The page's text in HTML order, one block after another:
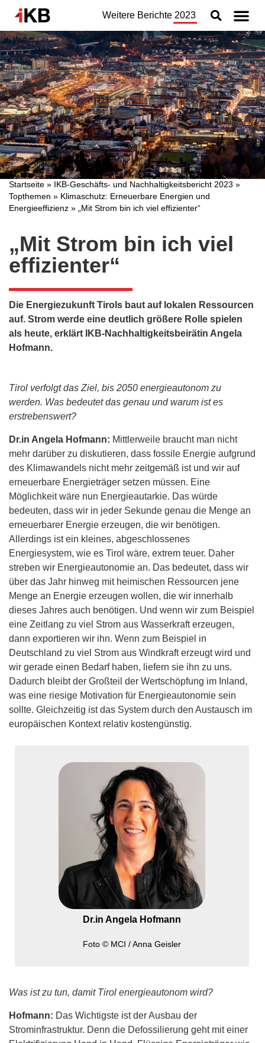
Weitere Berichte 2023
Topthemen
Nachhaltigkeit
Geschäftsbereiche
Organisation
Jahresabschluss
Konzern
Startseite » IKB-Geschäfts- und Nachhaltigkeitsbericht 2023 »
Topthemen » Klimaschutz: Erneuerbare Energien und
Energieeffizienz » „Mit Strom bin ich viel effizienter“
„Mit Strom bin ich viel
effizienter“
Die Energiezukunft Tirols baut auf lokalen Ressourcen
auf. Strom werde eine deutlich größere Rolle spielen
als heute, erklärt IKB-Nachhaltigkeitsbeirätin Angela
Hofmann.
Tirol verfolgt das Ziel, bis 2050 energieautonom zu
werden. Was bedeutet das genau und warum ist es
erstrebenswert?
Dr.in Angela Hofmann: Mittlerweile braucht man nicht
mehr darüber zu diskutieren, dass fossile Energie aufgrund
des Klimawandels nicht mehr zeitgemäß ist und wir auf
erneuerbare Energieträger setzen müssen. Eine
Möglichkeit wäre nun Energieautarkie. Das würde
bedeuten, dass wir in jeder Sekunde genau die Menge an
erneuerbarer Energie erzeugen, die wir benötigen.
Allerdings ist ein kleines, abgeschlossenes
Energiesystem, wie es Tirol wäre, extrem teuer. Daher
streben wir Energieautonomie an. Das bedeutet, dass wir
über das Jahr hinweg mit heimischen Ressourcen jene
Menge an Energie erzeugen wollen, die wir innerhalb
dieses Jahres auch benötigen. Und wenn wir zum Beispiel
eine Zeitlang zu viel Strom aus Wasserkraft erzeugen,
dann exportieren wir ihn. Wenn zum Beispiel in
Deutschland zu viel Strom aus Windkraft erzeugt wird und
wir gerade einen Bedarf haben, liefern sie ihn zu uns.
Dadurch bleibt der Großteil der Wertschöpfung im Inland,
was eine riesige Motivation für Energieautonomie sein
sollte. Gleichzeitig ist das System durch den Austausch im
europäischen Kontext relativ kostengünstig.
Dr.in Angela Hofmann
Foto © MCI / Anna Geisler
Dr. Angela Hofmann ist FH-Professorin für
Verfahrens- und Energietechnik am Management
Center Innsbruck (MCI) und leitet das Josef
Ressel Center. Die promovierte
Verfahrenstechnikerin engagiert sich im
Nachhaltigkeitsbeirat der IKB. Der Beirat berät
seit 2022 den IKB-Vorstand bzw. das IKB-
Nachhaltigkeitsmanagement.
Was ist zu tun, damit Tirol energieautonom wird?
Hofmann: Das Wichtigste ist der Ausbau der
Strominfrastruktur. Denn die Defossilierung geht mit einer